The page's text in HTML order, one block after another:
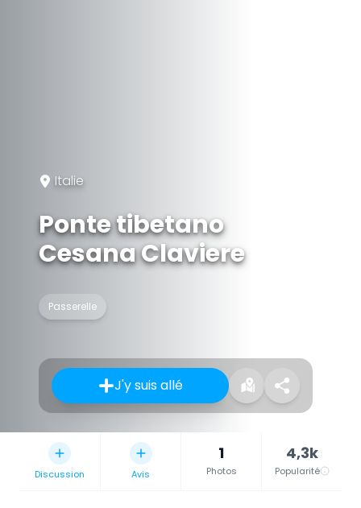
Italie
Ponte tibetano
Cesana Claviere
Passerelle
J'y suis allé
Discussion Avis
1
Photos
4,3k
Popularité